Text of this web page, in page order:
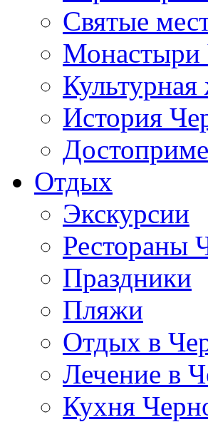
Святые
Монастыри
История
Отдых
Экскурсии
Рестораны
Праздники
Пляжи
Отдых в
Лечение в
Кухня